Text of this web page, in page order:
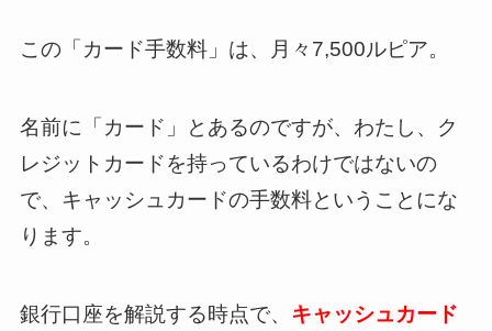
この「カード手数料」は、月々7,500ルピア。
名前に「カード」とあるのですが、わたし、ク
レジットカードを持っているわけではないの
で、キャッシュカードの手数料ということにな
ります。
銀行口座を解説する時点で、 キャッシュカード